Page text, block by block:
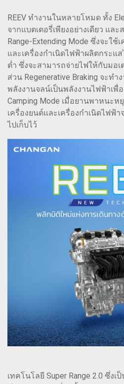
REEV ทำงานในหลายโหมด ทั้ง
จากแบตเตอรี่เพียงอย่างเดียว แล
Range-Extending Mode ซึ่งจะใ
และเครื่องกำเนิดไฟฟ้าผลิตกระแ
ต่ำ ซึ่งจะสามารถจ่ายไฟให้กับมอ
ส่วน Regenerative Braking จะทำ
พลังงานจลน์เป็นพลังงานไฟฟ้าเพื่
Camping Mode เมื่อยานพาหนะ
เครื่องยนต์และเครื่องกำเนิดไฟฟ้
ไปเก็บไว้
เทคโนโลยี Super Range 2.0 ซึ่งเ